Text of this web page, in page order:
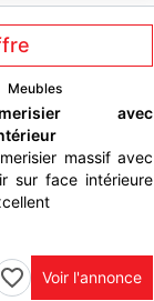
Meubles
avec
massif avec
sur face intérieure
Voir l'annonce